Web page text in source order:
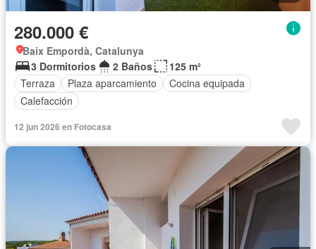
280.000 €
Baix Empordà, Catalunya
3 Dormitorios
2 Baños
125 m²
Terraza
Plaza aparcamiento
Cocina equipada
Calefacción
12 jun 2026 en Fotocasa